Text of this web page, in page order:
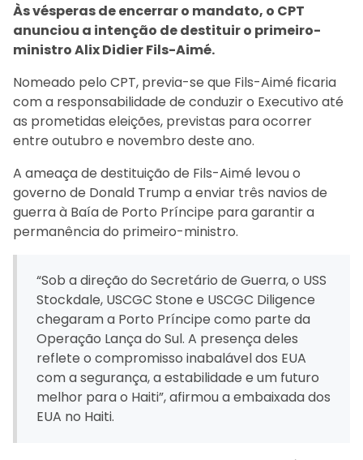
Às vésperas de encerrar o mandato, o CPT
anunciou a intenção de destituir o primeiro-
ministro Alix Didier Fils-Aimé.
Nomeado pelo CPT, previa-se que Fils-Aimé ficaria
com a responsabilidade de conduzir o Executivo até
as prometidas eleições, previstas para ocorrer
entre outubro e novembro deste ano.
A ameaça de destituição de Fils-Aimé levou o
governo de Donald Trump a enviar três navios de
guerra à Baía de Porto Príncipe para garantir a
permanência do primeiro-ministro.
“Sob a direção do Secretário de Guerra, o USS
Stockdale, USCGC Stone e USCGC Diligence
chegaram a Porto Príncipe como parte da
Operação Lança do Sul. A presença deles
reflete o compromisso inabalável dos EUA
com a segurança, a estabilidade e um futuro
melhor para o Haiti”, afirmou a embaixada dos
EUA no Haiti.